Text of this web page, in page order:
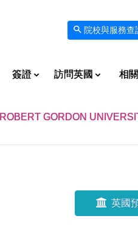
院校與服務查
簽證 訪問英國 相
ROBERT GORDON
英國